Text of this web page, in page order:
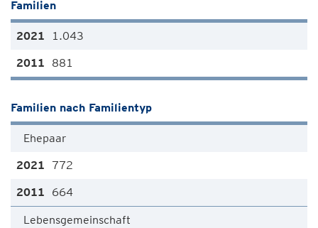
Familien
1.043
881
Familien nach Familientyp
Ehepaar
772
664
Lebensgemeinschaft